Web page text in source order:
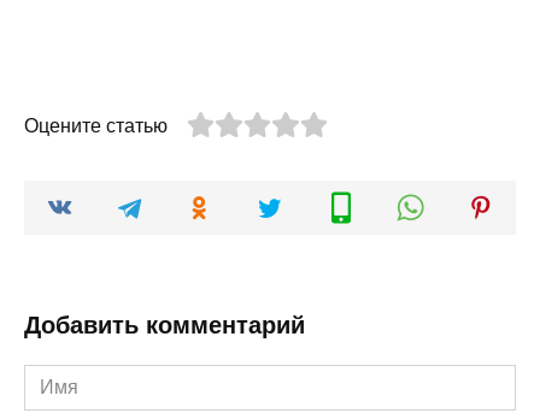
Оцените статью
Добавить комментарий
Имя
*